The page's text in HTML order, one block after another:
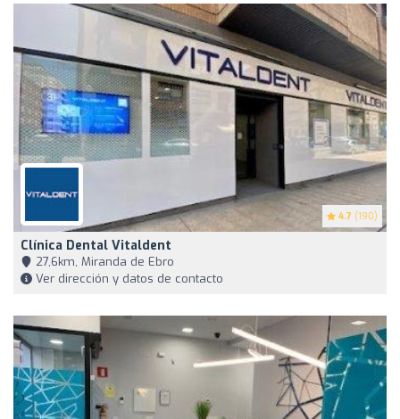
4.7 (190)
Clínica Dental Vitaldent
27,6km, Miranda de Ebro
Ver dirección y datos de contacto